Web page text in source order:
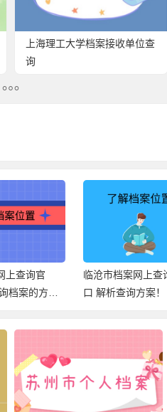
上海理工大学档案接收单位查
询
网上查询入
询方案！
广东中专学籍档案
官网 教你理清档